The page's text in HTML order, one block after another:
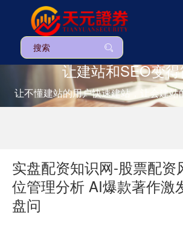
让建站和SEO变
让不懂建站的用户快速建站，让会建站
实盘配资知识网-股票配资
位管理分析 AI爆款著作激
盘问